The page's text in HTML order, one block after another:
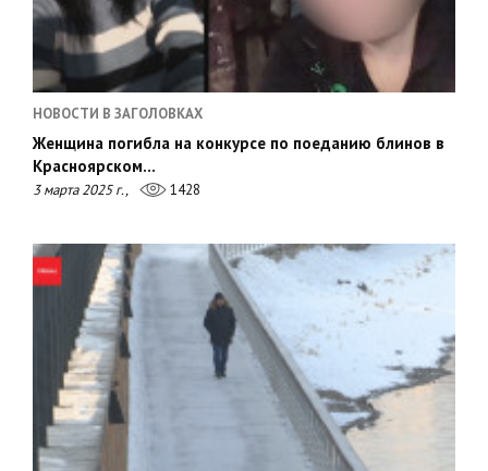
НОВОСТИ В ЗАГОЛОВКАХ
Женщина погибла на конкурсе по поеданию блинов в
Красноярском…
3 марта 2025 г., 1428